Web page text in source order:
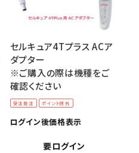
受注発注 ポイント除外
セルキュア4Tプラス ACア
ダプター
※ご購入の際は機種をご
確認ください
ログイン後価格表示
要ログイン